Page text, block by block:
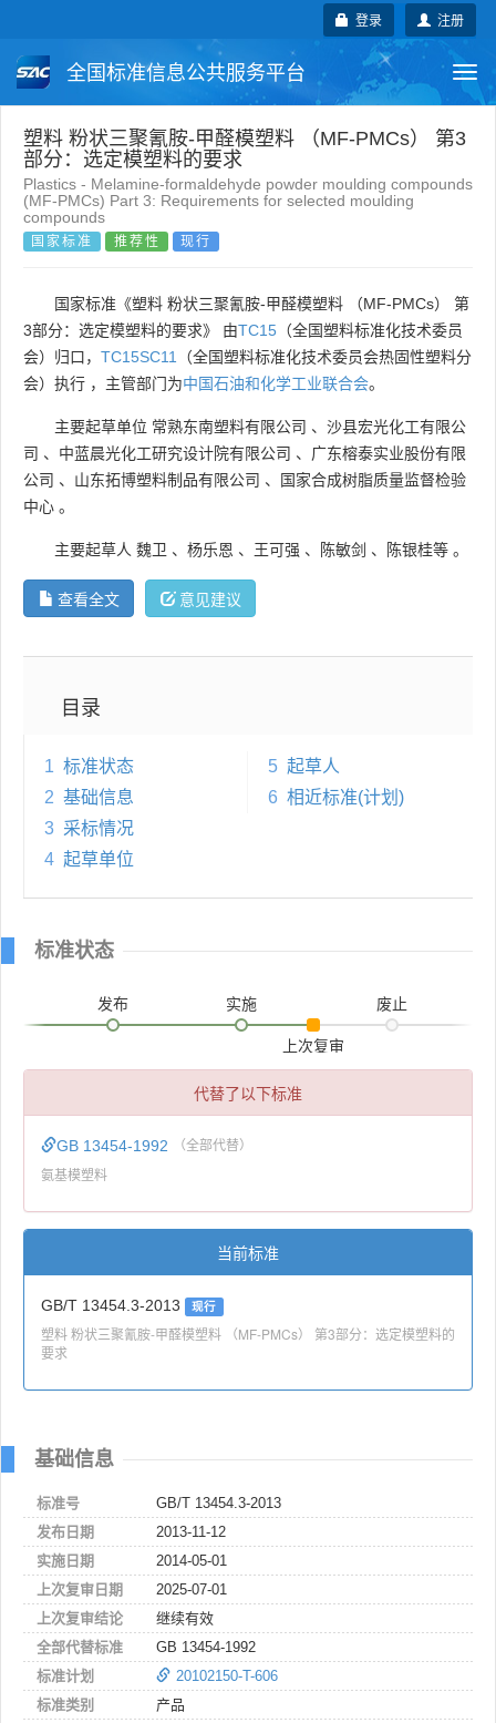
注册
登录
全国标准信息公共服务平台
国家标准 行业标准 地方标准
团体标准 企业标准 国际标准
国外标准 技术委员会
塑料 粉状三聚氰胺-甲醛模塑料 （MF-PMCs） 第3
部分：选定模塑料的要求
Plastics - Melamine-formaldehyde powder moulding compounds
(MF-PMCs) Part 3: Requirements for selected moulding
compounds
国家标准 推荐性 现行
国家标准《塑料 粉状三聚氰胺-甲醛模塑料 （MF-PMCs） 第
3部分：选定模塑料的要求》 由TC15 （全国塑料标准化技术委员
会）归口， TC15SC11
（全国塑料标准化技术委员会热固性塑料分
会）执行 ，主管部门为中国石油和化学工业联合会。
主要起草单位 常熟东南塑料有限公司 、 沙县宏光化工有限公
司 、 中蓝晨光化工研究设计院有限公司 、 广东榕泰实业股份有限
公司 、 山东拓博塑料制品有限公司 、
国家合成树脂质量监督检验
中心 。
主要起草人 魏卫 、 杨乐恩 、 王可强 、 陈敏剑 、 陈银桂等 。
查看全文 意见建议
目录
1 标准状态
2 基础信息
3 采标情况
4 起草单位
5 起草人
6 相近标准(计划)
标准状态
发布 实施
上次复审
废止
代替了以下标准
GB 13454-1992 （全部代替）
氨基模塑料
当前标准
GB/T 13454.3-2013 现行
塑料 粉状三聚氰胺-甲醛模塑料 （MF-PMCs） 第3部分：选定模塑料的
要求
基础信息
标准号
GB/T 13454.3-2013
发布日期
2013-11-12
实施日期
2014-05-01
上次复审日期
2025-07-01
上次复审结论
继续有效
全部代替标准
GB 13454-1992
标准计划
20102150-T-606
标准类别
产品